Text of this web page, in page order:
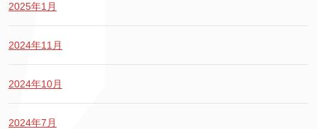
2025年1月
2024年11月
2024年10月
2024年7月